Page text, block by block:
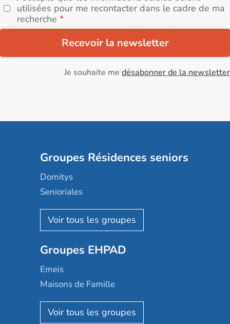
utilisées pour me recontacter dans le cadre de ma
recherche
Recevoir la newsletter
Je souhaite me désabonner de la newsletter
Groupes Résidences seniors
Domitys
Senioriales
Nohée
Les Résidentiels
Mobicap
Domusvi
Happy Senior
Aquarelia
Groupes EHPAD
Emeis
Maisons de Famille
Korian
Emera